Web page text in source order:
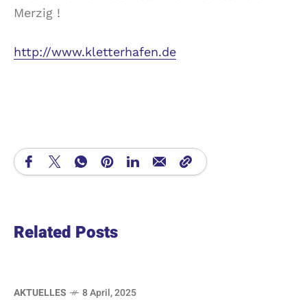
Merzig !
http://www.kletterhafen.de
Related Posts
AKTUELLES 8 April, 2025